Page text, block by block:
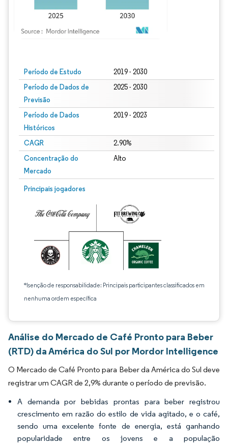
Período de Estudo 2019 - 2030
Período de Dados de
Previsão
2025 - 2030
Período de Dados
Históricos
2019 - 2023
CAGR 2.90%
Concentração do
Mercado
Alto
Principais jogadores
*Isenção de responsabilidade: Principais participantes classificados em
nenhuma ordem específica
Análise do Mercado de Café Pronto para Beber
(RTD) da América do Sul por Mordor Intelligence
O Mercado de Café Pronto para Beber da América do Sul deve
registrar um CAGR de 2,9% durante o período de previsão.
A demanda por bebidas prontas para beber registrou
crescimento em razão do estilo de vida agitado, e o café,
sendo uma excelente fonte de energia, está ganhando
popularidade entre os jovens e a população